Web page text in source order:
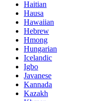
Haitian
Hausa
Hawaiian
Hebrew
Hmong
Hungarian
Icelandic
Igbo
Javanese
Kannada
Kazakh